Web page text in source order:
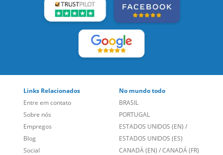
Sobre nós
Empregos
Blog
Social
Site Corporativo
Sugestões
PORTUGAL
ESTADOS UNIDOS (EN)
ESTADOS UNIDOS (ES)
CANADÁ (EN)/CANADÁ (FR)
REINO UNIDO E IRLANDA
AUSTRÁLIA E NOVA